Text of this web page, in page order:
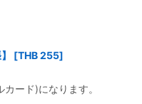
[THB 255]
ード)になります。